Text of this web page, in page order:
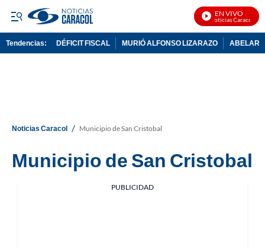
EN VIVO
Noticias Caracol En
Tendencias: DÉFICIT FISCAL MURIÓ ALFONSO LIZARAZO
Noticias Caracol / Municipio de San Cristobal
Municipio de San Cristobal
PUBLICIDAD